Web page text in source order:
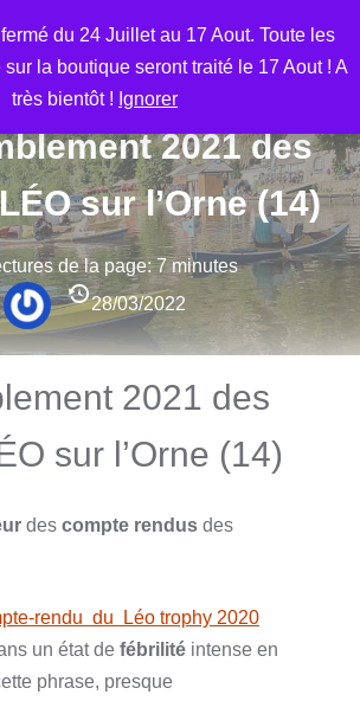
du 24 Juillet au 17 Aout. Toute les
la boutique seront traité le 17 Aout ! A
très bientôt ! Ignorer
2021 des
sur l’Orne (14)
de la page: 7 minutes
28/03/2022
2021 des
sur l’Orne (14)
des compte rendus des
rendu du Léo trophy 2020
un état de fébrilité intense en
phrase, presque